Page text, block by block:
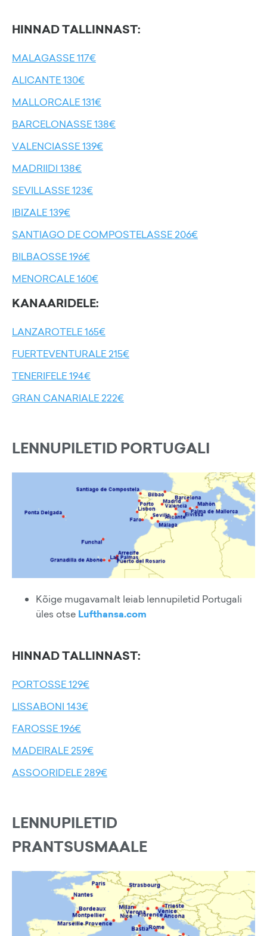
HINNAD TALLINNAST:
MALAGASSE 117€
ALICANTE 130€
MALLORCALE 131€
BARCELONASSE 138€
VALENCIASSE 139€
MADRIIDI 138€
SEVILLASSE 123€
IBIZALE 139€
SANTIAGO DE COMPOSTELASSE 206€
BILBAOSSE 196€
MENORCALE 160€
KANAARIDELE:
LANZAROTELE 165€
FUERTEVENTURALE 215€
TENERIFELE 194€
GRAN CANARIALE 222€
LENNUPILETID PORTUGALI
Kõige mugavamalt leiab lennupiletid Portugali
üles otse Lufthansa.com
HINNAD TALLINNAST:
PORTOSSE 129€
LISSABONI 143€
FAROSSE 196€
MADEIRALE 259€
ASSOORIDELE 289€
LENNUPILETID
PRANTSUSMAALE